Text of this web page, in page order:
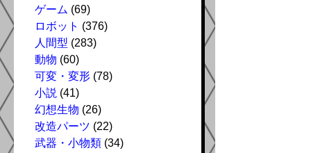
ゲーム (69)
ロボット (376)
人間型 (283)
動物 (60)
可変・変形 (78)
小説 (41)
幻想生物 (26)
改造パーツ (22)
武器・小物類 (34)